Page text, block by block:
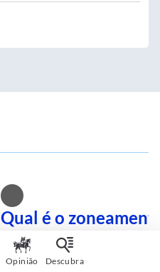
Qual é o
rua após tantas
Busque no mapa
Opinião Descubra